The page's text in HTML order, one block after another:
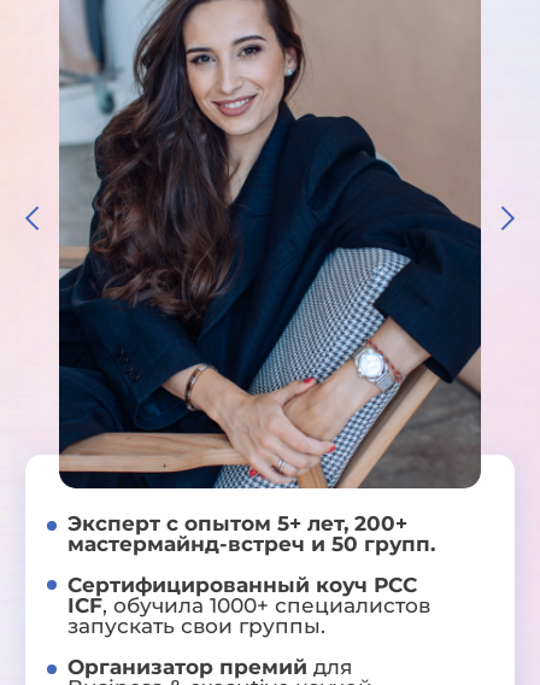
Сможете оставить
заявку на курс,
получить консультацию куратора
и бонус, если решите быстро.